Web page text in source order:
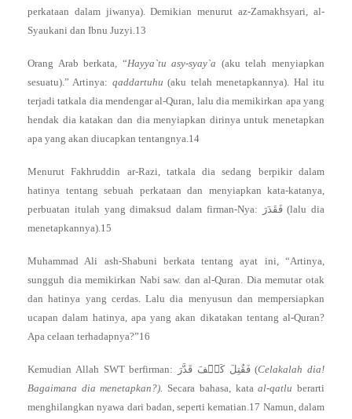
perkataan dalam jiwanya). Demikian menurut az-Zamakhsyari, al-
Syaukani dan Ibnu Juzyi.13
Orang Arab berkata, “Hayya`tu asy-syay`a (aku telah menyiapkan
sesuatu).” Artinya: qaddartuhu(aku telah menetapkannya). Hal itu
terjadi tatkala dia mendengar al-Quran, lalu dia memikirkan apa yang
hendak dia katakan dan dia menyiapkan dirinya untuk menetapkan
apa yang akan diucapkan tentangnya.14
Menurut Fakhruddin ar-Razi, tatkala dia sedang berpikir dalam
hatinya tentang sebuah perkataan dan menyiapkan kata-katanya,
perbuatan itulah yang dimaksud dalam firman-Nya: فَقَدَرَ (lalu dia
menetapkannya).15
Muhammad Ali ash-Shabuni berkata tentang ayat ini, “Artinya,
sungguh dia memikirkan Nabi saw. dan al-Quran. Dia memutar otak
dan hatinya yang cerdas. Lalu dia menyusun dan mempersiapkan
ucapan dalam hatinya, apa yang akan dikatakan tentang al-Quran?
Apa celaan terhadapnya?”16
Kemudian Allah SWT berfirman: فَقُتِلَ كَيۡفَ قَدَّرَ (Celakalah dia!
Bagaimana dia menetapkan?). Secara bahasa, kataal-qatlu berarti
menghilangkan nyawa dari badan, seperti kematian.17 Namun, dalam